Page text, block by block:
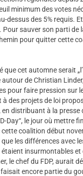
minimum des votes
dessus des 5% requis.
Pour sauver son parti
pour quitter cette
que cet automne serait
autour de Christian
pour faire pression sur
à des projets de loi
distribuant à la
Day“, le jour où mettre
cette coalition début
les différences avec
insurmontables
le chef du FDP, aurait
encore partie du